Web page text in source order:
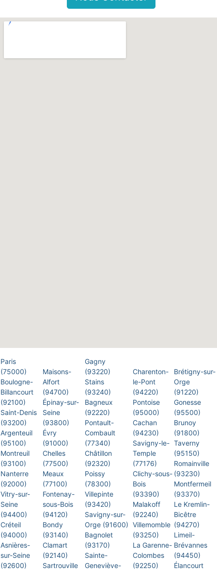
Paris
(75000)
Boulogne-
Billancourt
(92100)
Saint-Denis
(93200)
Argenteuil
(95100)
Montreuil
(93100)
Nanterre
(92000)
Vitry-sur-
Seine
(94400)
Créteil
(94000)
Asnières-
sur-Seine
(92600)
Maisons-
Alfort
(94700)
Épinay-sur-
Seine
(93800)
Évry
(91000)
Chelles
(77500)
Meaux
(77100)
Fontenay-
sous-Bois
(94120)
Bondy
(93140)
Clamart
(92140)
Sartrouville
Gagny
(93220)
Stains
(93240)
Bagneux
(92220)
Pontault-
Combault
(77340)
Châtillon
(92320)
Poissy
(78300)
Villepinte
(93420)
Savigny-sur-
Orge (91600)
Bagnolet
(93170)
Sainte-
Geneviève-
Charenton-
le-Pont
(94220)
Pontoise
(95000)
Cachan
(94230)
Savigny-le-
Temple
(77176)
Clichy-sous-
Bois
(93390)
Malakoff
(92240)
Villemomble
(93250)
La Garenne-
Colombes
(92250)
Brétigny-sur-
Orge
(91220)
Gonesse
(95500)
Brunoy
(91800)
Taverny
(95150)
Romainville
(93230)
Montfermeil
(93370)
Le Kremlin-
Bicêtre
(94270)
Limeil-
Brévannes
(94450)
Élancourt